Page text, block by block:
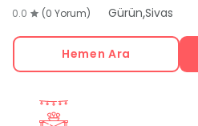
0.0 (0 Yorum) Gürün,Sivas
Hemen Ara